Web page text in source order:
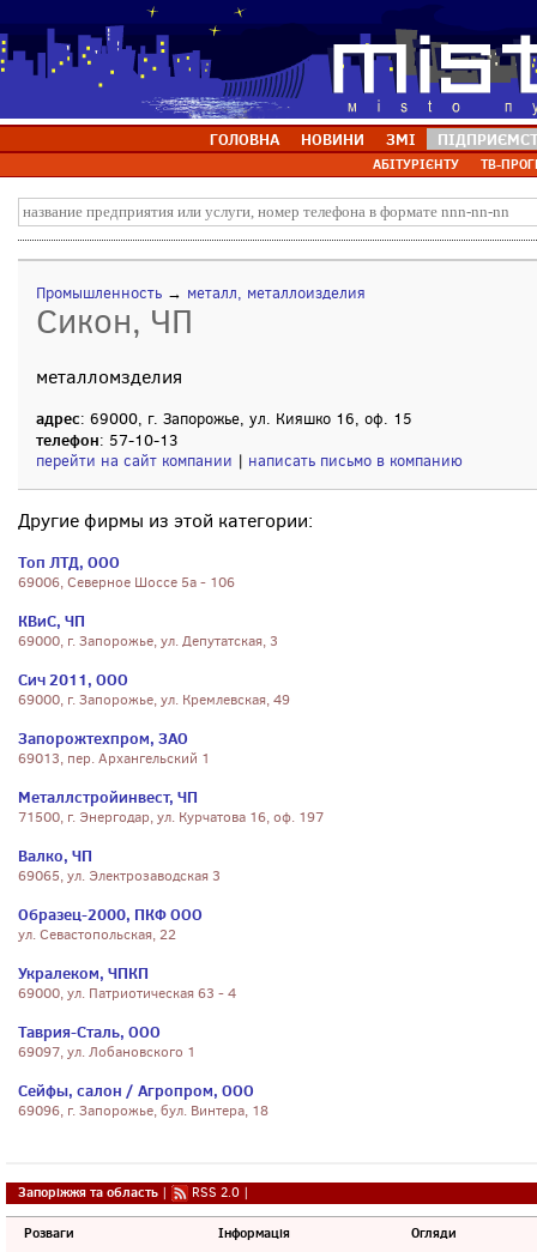
ГОЛОВНА НОВИНИ ЗМІ
АБІТУРІЄНТУ ТВ-
Промышленность → металл, металлоизделия
Сикон, ЧП
металломзделия
адрес: 69000, г. Запорожье, ул. Кияшко 16, оф. 15
телефон: 57-10-13
перейти на сайт компании | написать письмо в компанию
Другие фирмы из этой категории:
Топ ЛТД, ООО
69006, Северное Шоссе 5а - 106
КВиС, ЧП
69000, г. Запорожье, ул. Депутатская, 3
Сич 2011, ООО
69000, г. Запорожье, ул. Кремлевская, 49
Запорожтехпром, ЗАО
69013, пер. Архангельский 1
Металлстройинвест, ЧП
71500, г. Энергодар, ул. Курчатова 16, оф. 197
Валко, ЧП
69065, ул. Электрозаводская 3
Образец-2000, ПКФ ООО
ул. Севастопольская, 22
Укралеком, ЧПКП
69000, ул. Патриотическая 63 - 4
Таврия-Сталь, ООО
69097, ул. Лобановского 1
Сейфы, салон / Агропром, ООО
69096, г. Запорожье, бул. Винтера, 18
Запоріжжя та область | RSS 2.0 |
Розваги Інформація Огляди